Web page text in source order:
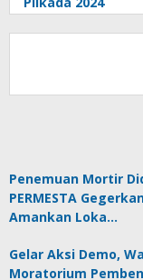
Penemuan Mortir
PERMESTA
Amankan Loka…
Gelar Aksi Demo,
Moratorium